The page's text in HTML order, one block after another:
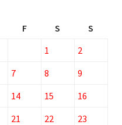
F S
S
1
2
7 8
9
14 15
16
21 22
23